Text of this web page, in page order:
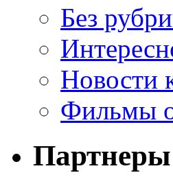
Без
Новости
Фильмы
Партнеры